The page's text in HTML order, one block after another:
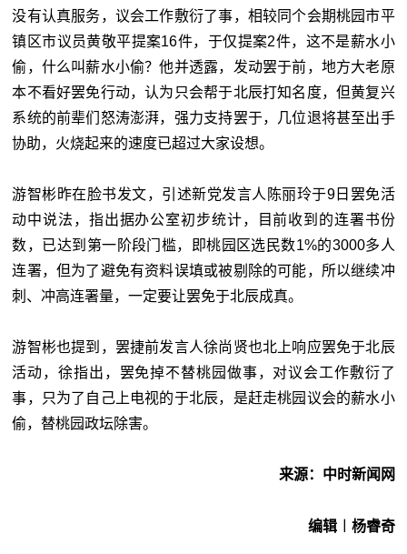
没有认真服务，议会工作敷衍了事，相较同个会期桃园市平
镇区市议员黄敬平提案16件，于仅提案2件，这不是薪水小
偷，什么叫薪水小偷？他并透露，发动罢于前，地方大老原
本不看好罢免行动，认为只会帮于北辰打知名度，但黄复兴
系统的前辈们怒涛澎湃，强力支持罢于，几位退将甚至出手
协助，火烧起来的速度已超过大家设想。
游智彬昨在脸书发文，引述新党发言人陈丽玲于9日罢免活
动中说法，指出据办公室初步统计，目前收到的连署书份
数，已达到第一阶段门槛，即桃园区选民数1%的3000多人
连署，但为了避免有资料误填或被剔除的可能，所以继续冲
刺、冲高连署量，一定要让罢免于北辰成真。
游智彬也提到，罢捷前发言人徐尚贤也北上响应罢免于北辰
活动，徐指出，罢免掉不替桃园做事，对议会工作敷衍了
事，只为了自己上电视的于北辰，是赶走桃园议会的薪水小
偷，替桃园政坛除害。
来源：中时新闻网
编辑︱杨睿奇